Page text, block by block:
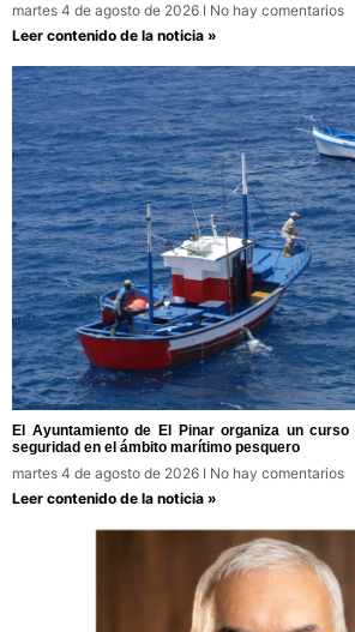
martes 4 de agosto de 2026
No hay comentarios
Leer contenido de la noticia »
El Ayuntamiento de El Pinar organiza un
seguridad en el ámbito marítimo pesquero
martes 4 de agosto de 2026
No hay comentarios
Leer contenido de la noticia »